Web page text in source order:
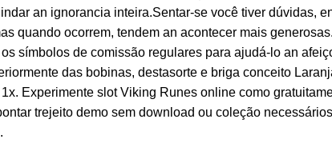
an ignorancia inteira.Sentar-se você tiver dúvidas,
quando ocorrem, tendem an acontecer mais generosas.
símbolos de comissão regulares para ajudá-lo an
das bobinas, destasorte e briga conceito
Experimente slot Viking Runes online como
trejeito demo sem download ou coleção